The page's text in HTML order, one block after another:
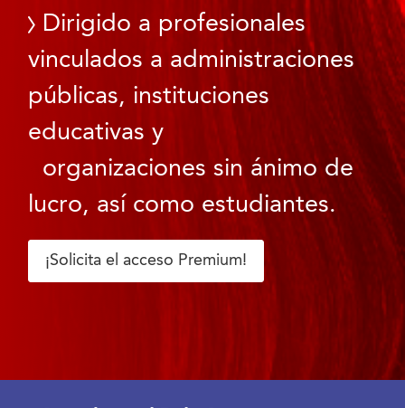
Dirigido a profesionales
vinculados a administraciones
públicas, instituciones
educativas y
organizaciones sin ánimo de
lucro, así como estudiantes.
¡Solicita el acceso Premium!